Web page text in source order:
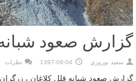
گزارش صعود شبانه
سعيد نوروزي 1397-09-04 نظرات